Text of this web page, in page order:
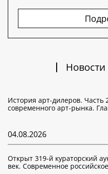
Новости
История арт-дилеров. Часть
современного арт-рынка.
04.08.2026
Открыт 319-й кураторский
век. Современное